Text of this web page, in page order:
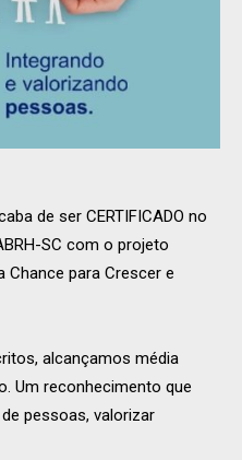
de ser CERTIFICADO no
SC com o projeto
Chance para Crescer e
alcançamos média
Um reconhecimento que
pessoas, valorizar